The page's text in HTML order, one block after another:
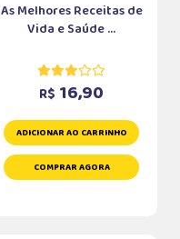
As Melhores Receitas de
Vida e Saúde ...
R$ 16,90
ADICIONAR AO CARRINHO
COMPRAR AGORA